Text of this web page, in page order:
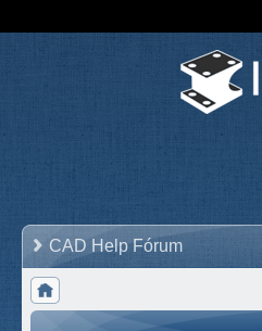
CAD Help Fórum